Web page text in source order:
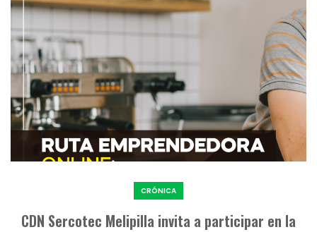
CRÓNICA
CDN Sercotec Melipilla invita a participar en la